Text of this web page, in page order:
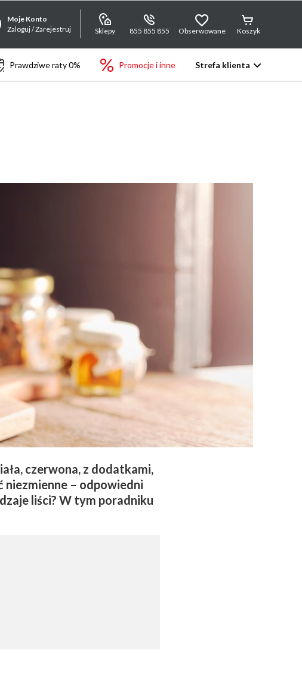
Moje Konto
Zaloguj / Zarejestruj
Sklepy 855 855 855 Obserwowane Koszyk
Prawdziwe raty 0% Promocje i inne Strefa klienta
czerwona, z dodatkami,
niezmienne – odpowiedni
liści? W tym poradniku